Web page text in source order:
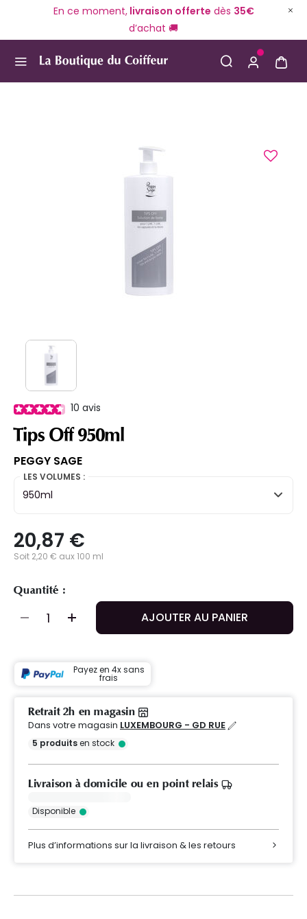
En ce moment,livraison offerte dès 35€
d’achat 🚚
10 avis
Tips Off 950ml
PEGGY SAGE
LES VOLUMES :
950ml
20,87 €
Soit 2,20 € aux 100 ml
Quantité :
AJOUTER AU PANIER
Payez en 4x sans
frais
Retrait 2h en magasin
Dans votre magasin LUXEMBOURG - GD RUE
5 produitsen stock
Livraison à domicile ou en point relais
Disponible
Plus d’informations sur la livraison & les retours